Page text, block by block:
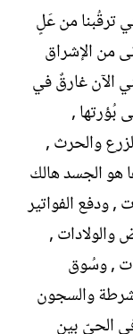
ترقُبنا من عَلٍ
من الإشراق
الآن غارقٌ في
بُؤرتها ,
والحرث ,
هو الجسد هالك
, ودفع الفواتير
والولادات ,
, وسُوق
والسجون
الحيّ بين